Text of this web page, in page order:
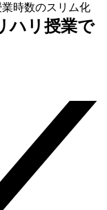
時数のスリム化
ハリ授業で